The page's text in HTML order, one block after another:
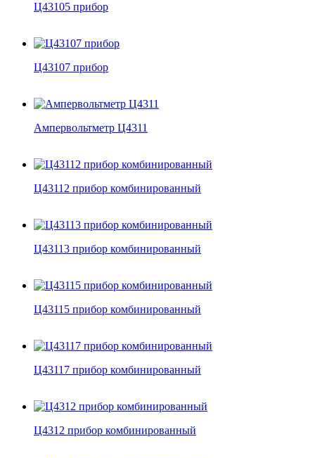
Ц43105 прибор
Ц43107 прибор
Ампервольтметр Ц4311
Ц43112 прибор комбинированный
Ц43113 прибор комбинированный
Ц43115 прибор комбинированный
Ц43117 прибор комбинированный
Ц4312 прибор комбинированный